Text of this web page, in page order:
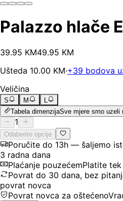
Palazzo hlače
39.95 KM49.95 KM
Ušteda 10.00 KM·+39 bodova
Veličina
S M
L
Tabela dimenzijaSve mjere smo uzeli
1
Odaberite opcije
Poručite do 13h — šaljemo
3 radna dana
Plaćanje pouzećemPlatite
Povrat do 30 dana, bez
povrat novca
Povrat novca za oštećeno